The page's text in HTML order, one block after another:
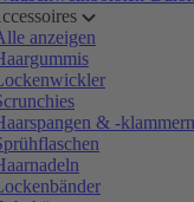
anzeigen
& -klammern